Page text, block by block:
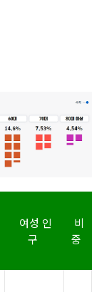
여성 인
구
비
중